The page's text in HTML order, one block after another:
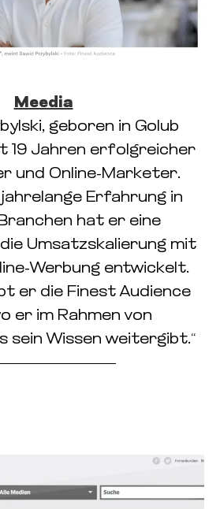
Meedia
geboren in Golub
19 Jahren erfolgreicher
und Online-Marketer.
Erfahrung in
hat er eine
Umsatzskalierung mit
Werbung entwickelt.
er die Finest Audience
er im Rahmen von
sein Wissen weitergibt.“